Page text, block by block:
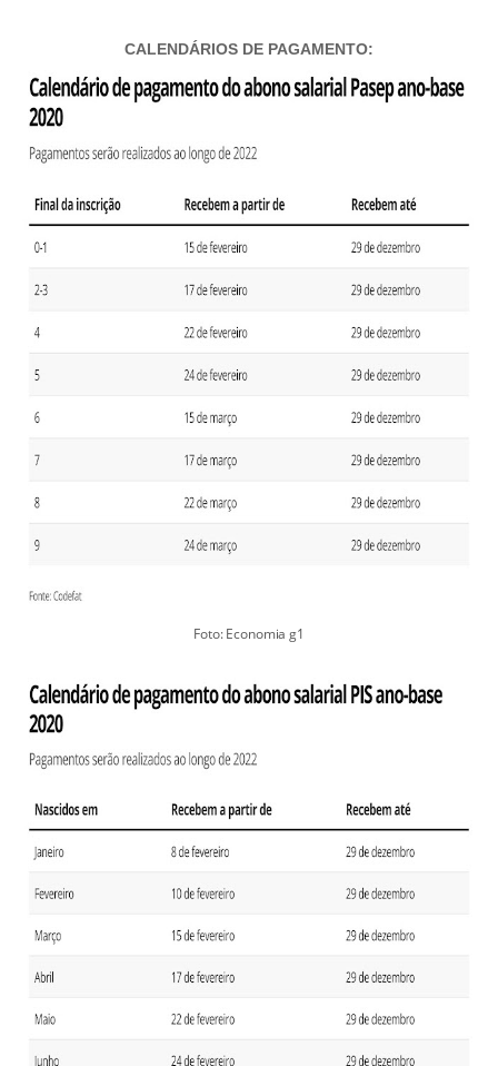
CALENDÁRIOS DE PAGAMENTO:
Foto: Economia g1